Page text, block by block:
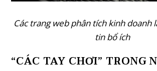
Các trang web phân tích kinh doanh
tin bổ ích
“CÁC TAY CHƠI” TRONG